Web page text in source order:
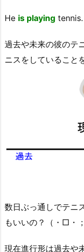
He is playing tennis.
過去や未来の彼のテ
ニスをしていること
数日ぶっ通しでテニ
もいいの？（・□・；
現在進行形は過去や